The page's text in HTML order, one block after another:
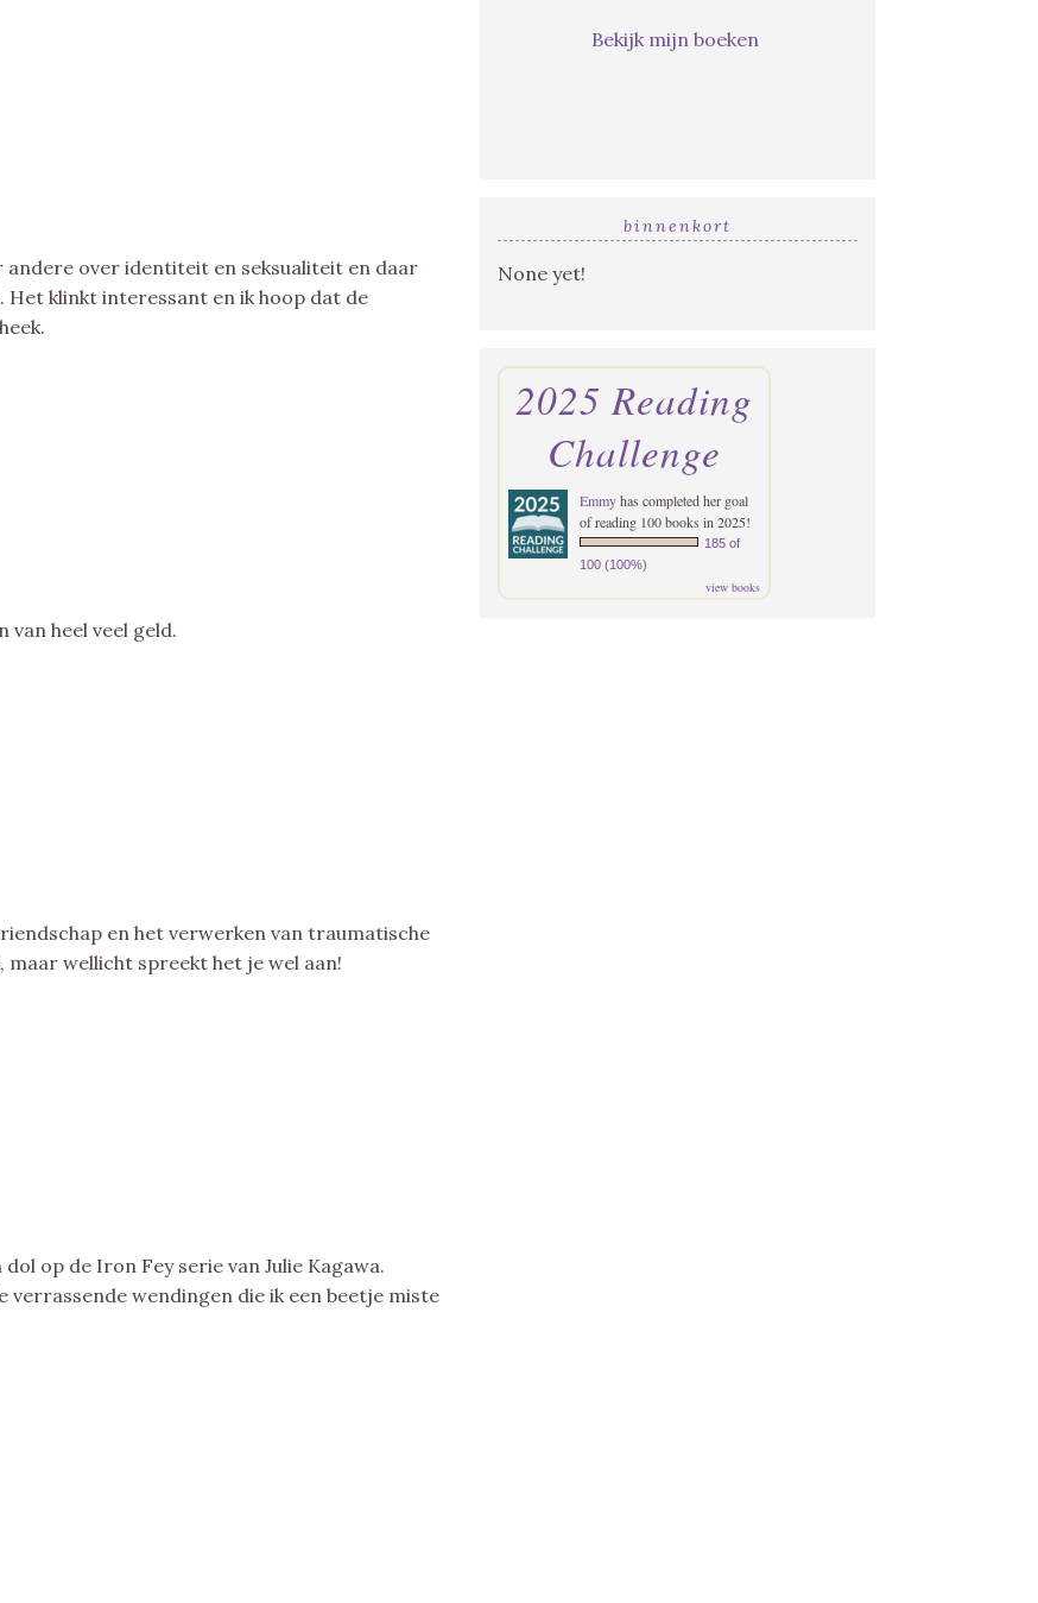
over identiteit en seksualiteit en daar
klinkt interessant en ik hoop dat de
heel veel geld.
en het verwerken van traumatische
wellicht spreekt het je wel aan!
op de Iron Fey serie van Julie Kagawa.
wendingen die ik een beetje miste
Bekijk mijn boeken
binnenkort
None yet!
2025 Reading
Challenge
Emmyhas completed her goal
of reading 100 books in 2025!
185 of
100 (100%)
view books